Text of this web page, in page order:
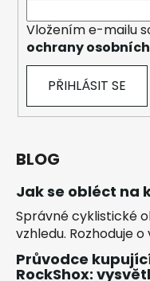
Vložením e-mailu
ochrany
PŘIHLÁSIT SE
BLOG
Jak se obléct na
Správné cyklistické
vzhledu. Rozhoduje o
Průvodce
RockShox: